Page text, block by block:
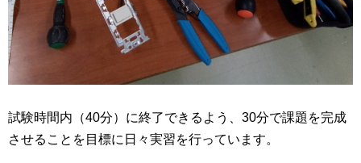
試験時間内（40分）に終了できるよう、30分で課題を完成
させることを目標に日々実習を行っています。